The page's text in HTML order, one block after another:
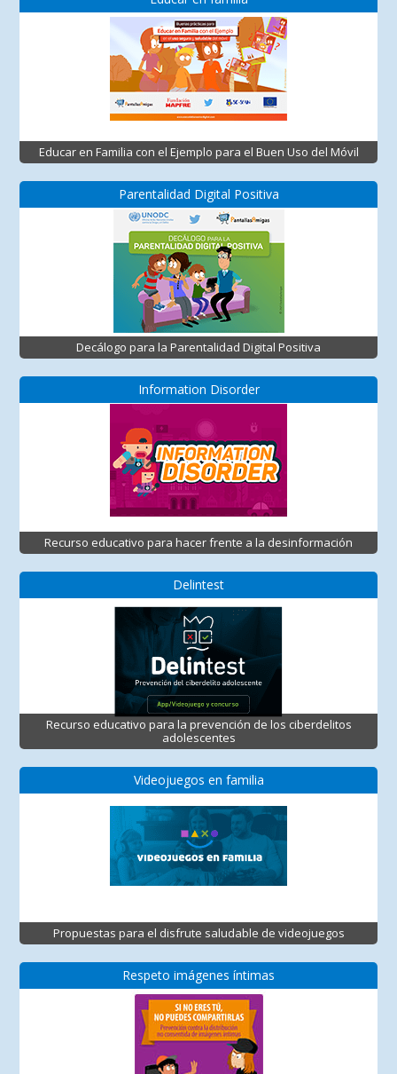
Educar en Familia con el Ejemplo para el Buen Uso del Móvil
Parentalidad Digital Positiva
Decálogo para la Parentalidad Digital Positiva
Information Disorder
Recurso educativo para hacer frente a la desinformación
Delintest
Recurso educativo para la prevención de los ciberdelitos
adolescentes
Videojuegos en familia
Propuestas para el disfrute saludable de videojuegos
Respeto imágenes íntimas